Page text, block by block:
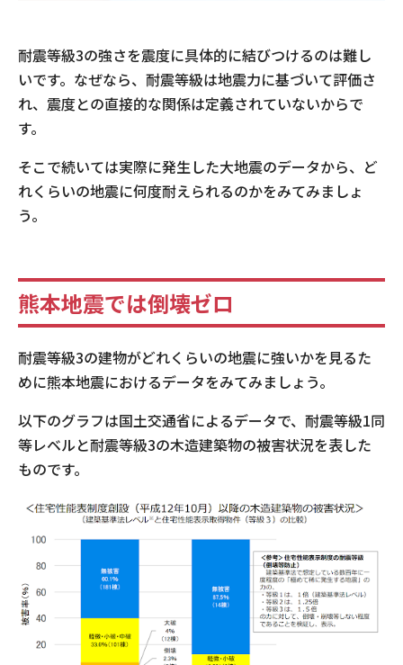
耐震等級3の強さを震度に具体的に結びつけるのは難し
いです。なぜなら、耐震等級は地震力に基づいて評価さ
れ、震度との直接的な関係は定義されていないからで
す。
そこで続いては実際に発生した大地震のデータから、ど
れくらいの地震に何度耐えられるのかをみてみましょ
う。
熊本地震では倒壊ゼロ
耐震等級3の建物がどれくらいの地震に強いかを見るた
めに熊本地震におけるデータをみてみましょう。
以下のグラフは国土交通省によるデータで、耐震等級1同
等レベルと耐震等級3の木造建築物の被害状況を表した
ものです。